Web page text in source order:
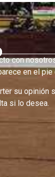
con
en el pie
su opinión
si lo desea.